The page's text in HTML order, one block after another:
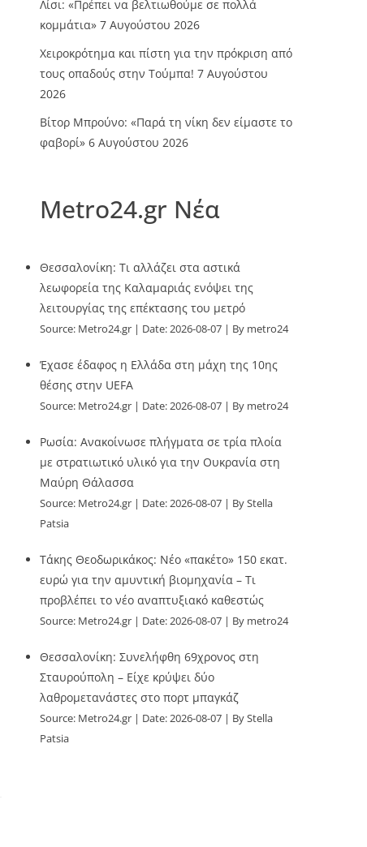
Λίσι: «Πρέπει να βελτιωθούμε σε πολλά
κομμάτια» 7 Αυγούστου 2026
Χειροκρότημα και πίστη για την πρόκριση από
τους οπαδούς στην Τούμπα! 7 Αυγούστου
2026
Βίτορ Μπρούνο: «Παρά τη νίκη δεν είμαστε το
φαβορί» 6 Αυγούστου 2026
Metro24.gr Νέα
Θεσσαλονίκη: Τι αλλάζει στα αστικά
λεωφορεία της Καλαμαριάς ενόψει της
λειτουργίας της επέκτασης του μετρό
Source: Metro24.gr Date: 2026-08-07 By metro24
Έχασε έδαφος η Ελλάδα στη μάχη της 10ης
θέσης στην UEFA
Source: Metro24.gr Date: 2026-08-07 By metro24
Ρωσία: Ανακοίνωσε πλήγματα σε τρία πλοία
με στρατιωτικό υλικό για την Ουκρανία στη
Μαύρη Θάλασσα
Source: Metro24.gr Date: 2026-08-07
By Stella
Patsia
Τάκης Θεοδωρικάκος: Νέο «πακέτο» 150 εκατ.
ευρώ για την αμυντική βιομηχανία – Τι
προβλέπει το νέο αναπτυξιακό καθεστώς
Source: Metro24.gr Date: 2026-08-07 By metro24
Θεσσαλονίκη: Συνελήφθη 69χρονος στη
Σταυρούπολη – Είχε κρύψει δύο
λαθρομετανάστες στο πορτ μπαγκάζ
Source: Metro24.gr Date: 2026-08-07
By Stella
Patsia